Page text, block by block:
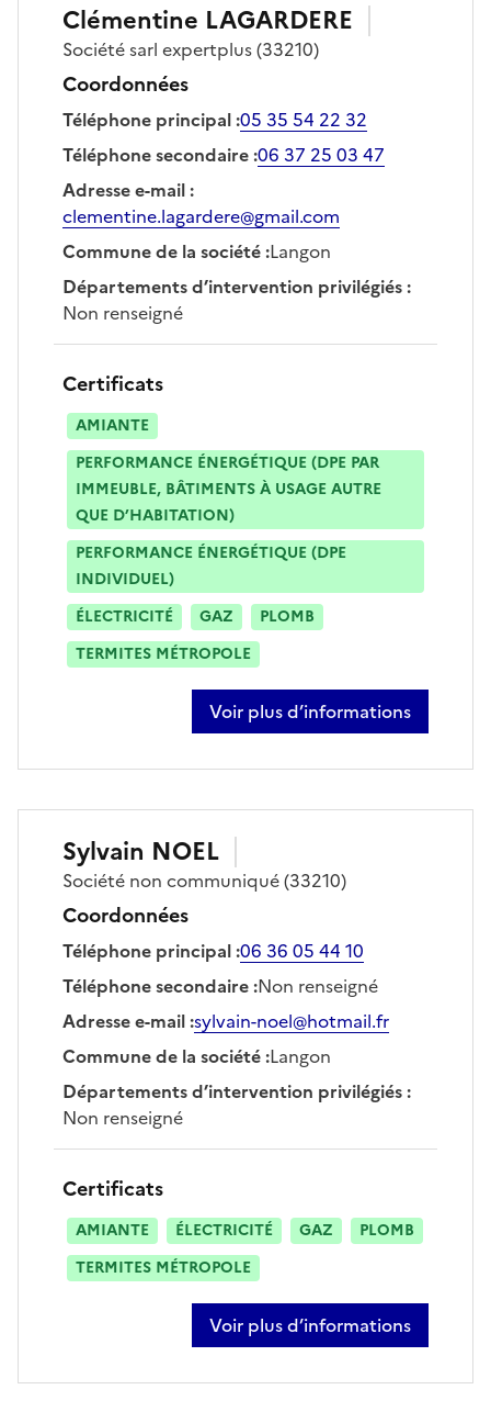
Clémentine LAGARDERE
Sociétésarl expertplus(33210)
Coordonnées
Téléphone principal:05 35 54 22 32
Téléphone secondaire:06 37 25 03 47
Adresse e-mail:
clementine.lagardere@gmail.com
Commune de la société:Langon
Départements d’intervention privilégiés:
Non renseigné
Certificats
AMIANTE
PERFORMANCE ÉNERGÉTIQUE (DPE PAR
IMMEUBLE, BÂTIMENTS À USAGE AUTRE
QUE D’HABITATION)
PERFORMANCE ÉNERGÉTIQUE (DPE
INDIVIDUEL)
ÉLECTRICITÉ
GAZ
PLOMB
TERMITES MÉTROPOLE
Voir plus d’informations
sur clémentine lagardere
Sylvain NOEL
Société non communiqué(33210)
Coordonnées
Téléphone principal:06 36 05 44 10
Téléphone secondaire:Non renseigné
Adresse e-mail:sylvain-noel@hotmail.fr
Commune de la société:Langon
Départements d’intervention privilégiés:
Non renseigné
Certificats
AMIANTE ÉLECTRICITÉ GAZ
PLOMB
TERMITES MÉTROPOLE
Voir plus d’informations
sur sylvain noel